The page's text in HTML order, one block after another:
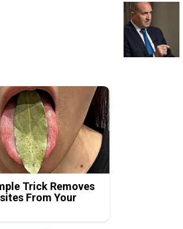
Trick Removes
From Your